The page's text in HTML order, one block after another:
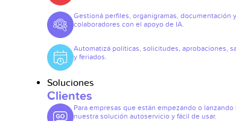
Gestioná perfiles, organigramas, documentación
colaboradores con el apoyo de IA.
Automatizá políticas, solicitudes, aprobaciones,
y feriados.
Soluciones
Clientes
Para empresas que están empezando o lanzando
nuestra solución autoservicio y fácil de usar.